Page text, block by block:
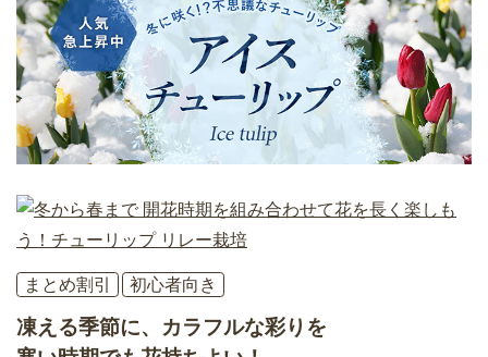
まとめ割引 初心者向き
凍える季節に、カラフルな彩りを